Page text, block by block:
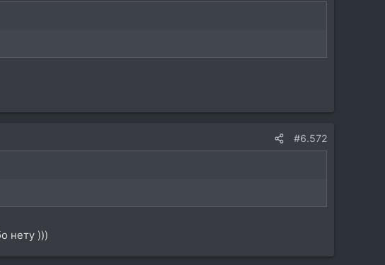
#6.572
нету )))